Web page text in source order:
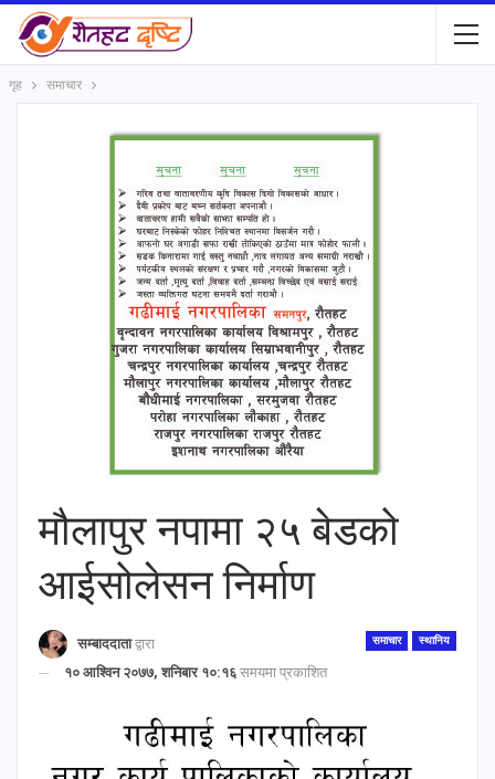
गृह समाचार
मौलापुर नपामा २५ बेडको
आईसोलेसन निर्माण
समाचार स्थानिय
सम्बाददाताद्वारा
१० आश्विन २०७७, शनिबार १०:१६ समयमा प्रकाशित